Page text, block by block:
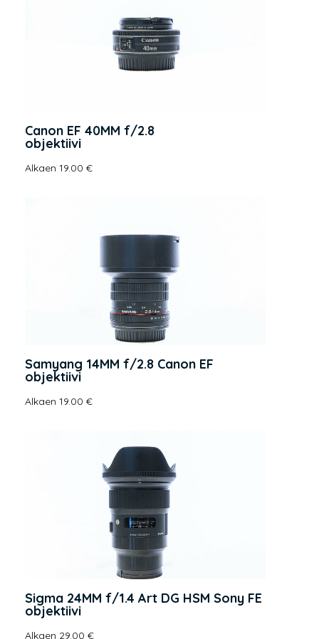
Canon EF 40MM f/2.8
objektiivi
Alkaen 19.00 €
Samyang 14MM f/2.8 Canon EF
objektiivi
Alkaen 19.00 €
Sigma 24MM f/1.4 Art DG HSM Sony FE
objektiivi
Alkaen 29.00 €